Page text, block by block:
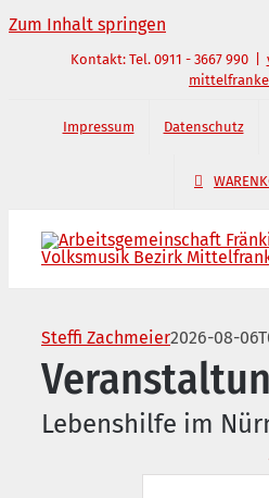
Zum Inhalt springen
Kontakt: Tel. 0911 - 3667 990
Impressum Datenschutz
Steffi Zachmeier2026-08-
Lebenshilfe im